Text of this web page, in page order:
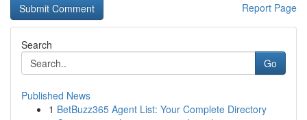
Report Page
Search
Go
Published News
1 BetBuzz365 Agent List: Your Complete Directory